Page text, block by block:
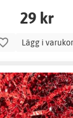
29 kr
Lägg i